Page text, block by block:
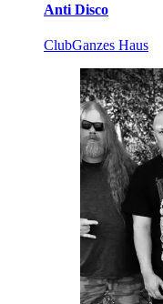
Anti Disco
ClubGanzes Haus